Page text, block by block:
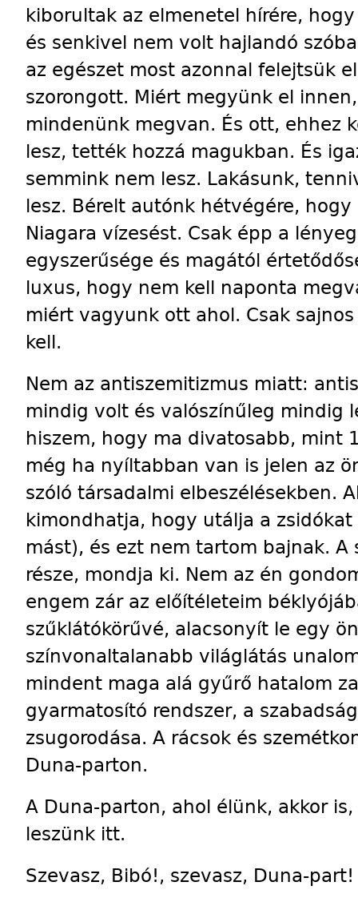
kiborultak az elmenetel hírére,
és senkivel nem volt hajlandó
az egészet most azonnal felejtsük
szorongott. Miért megyünk el
mindenünk megvan. És ott, ehhez
lesz, tették hozzá magukban. És
semmink nem lesz. Lakásunk,
lesz. Bérelt autónk hétvégére,
Niagara vízesést. Csak épp a
egyszerűsége és magától
luxus, hogy nem kell naponta
miért vagyunk ott ahol. Csak
kell.
Nem az antiszemitizmus miatt:
mindig volt és valószínűleg mindig
hiszem, hogy ma divatosabb, mint
még ha nyíltabban van is jelen az
szóló társadalmi elbeszélésekben.
kimondhatja, hogy utálja a
mást), és ezt nem tartom bajnak. A
része, mondja ki. Nem az én
engem zár az előítéleteim
szűklátókörűvé, alacsonyít le egy
színvonaltalanabb világlátás
mindent maga alá gyűrő hatalom
gyarmatosító rendszer, a
zsugorodása. A rácsok és
Duna-parton.
A Duna-parton, ahol élünk, akkor
leszünk itt.
Szevasz, Bibó!, szevasz, Duna-part!